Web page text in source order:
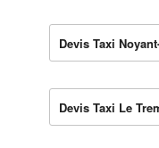
Devis Taxi
Devis Taxi Le